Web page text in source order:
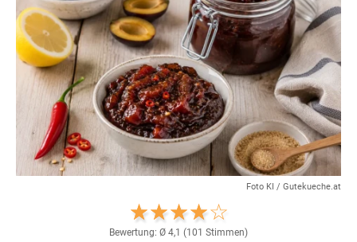
Foto KI / Gutekueche.at
Bewertung: Ø 4,1 (101 Stimmen)